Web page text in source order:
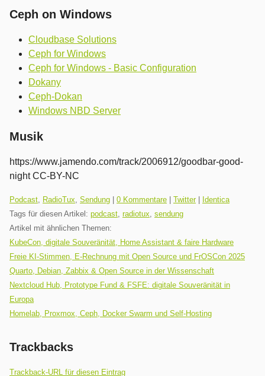
Ceph on Windows
Cloudbase Solutions
Ceph for Windows
Ceph for Windows - Basic Configuration
Dokany
Ceph-Dokan
Windows NBD Server
Musik
https://www.jamendo.com/track/2006912/goodbar-good-
night CC-BY-NC
Kategorien:
Podcast, RadioTux, Sendung 0 Kommentare Twitter|
Identica
Tags für diesen Artikel: podcast, radiotux, sendung
Artikel mit ähnlichen Themen:
KubeCon, digitale Souveränität, Home Assistant & faire Hardware
Freie KI-Stimmen, E-Rechnung mit Open Source und FrOSCon 2025
Quarto, Debian, Zabbix & Open Source in der Wissenschaft
Nextcloud Hub, Prototype Fund & FSFE: digitale Souveränität in
Europa
Homelab, Proxmox, Ceph, Docker Swarm und Self-Hosting
Trackbacks
Trackback-URL für diesen Eintrag